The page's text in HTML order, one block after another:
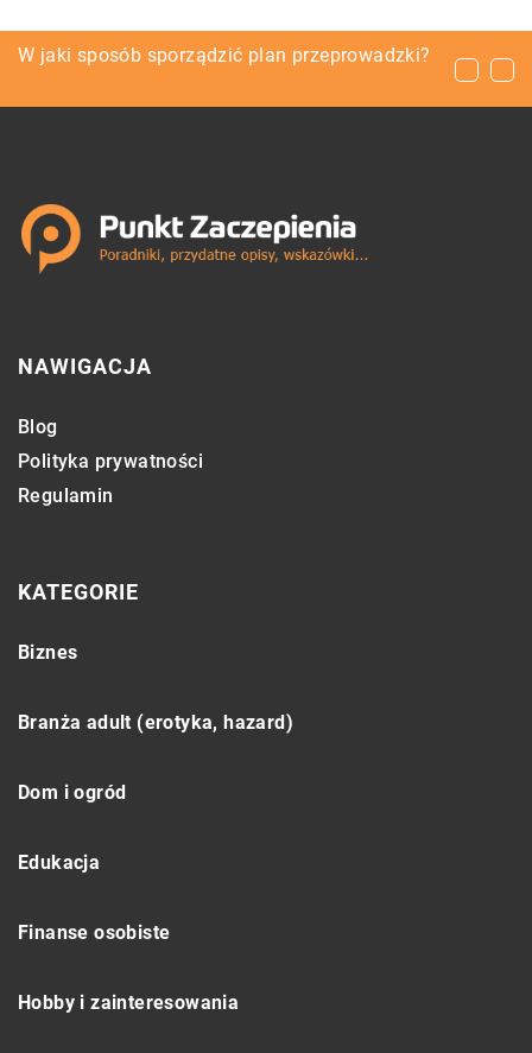
Z top 10 najpopularniejszych modeli etui na
W jaki sposób sporządzić plan przeprowadzki?
Jak wybrać baterię do e-papierosa?
NAWIGACJA
Blog
Polityka prywatności
Regulamin
KATEGORIE
Biznes
Branża adult (erotyka, hazard)
Dom i ogród
Edukacja
Finanse osobiste
Hobby i zainteresowania